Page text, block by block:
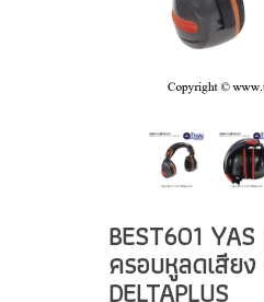
BEST601
ครอบหูลดเสีย
DELTAPLUS